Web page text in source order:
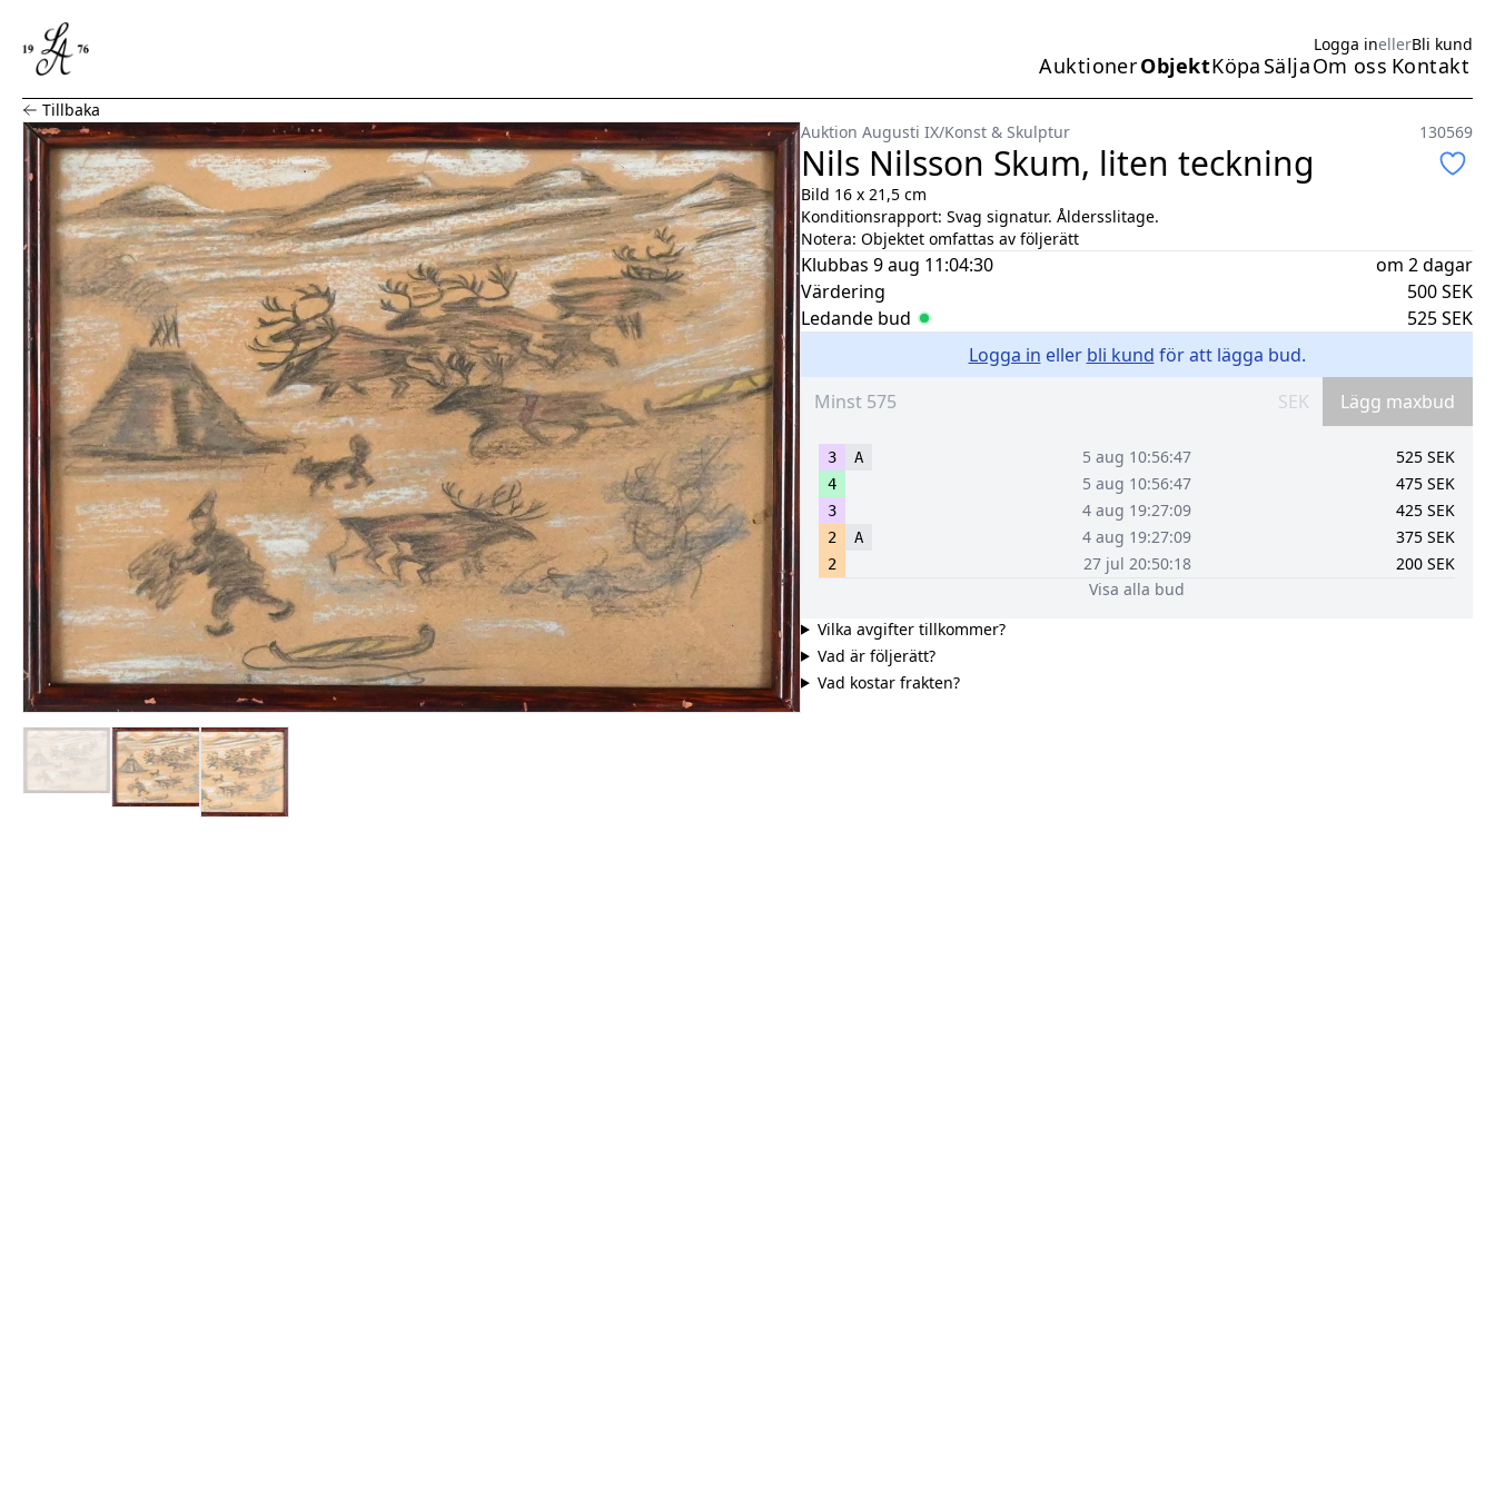
Logga inellerBli kund
Huvudmeny
AuktionerObjektKöpa SäljaOm oss Kontakt
Nils Nilsson Skum, liten teckning
Tillbaka
Auktion Augusti IX/Konst & Skulptur 130569
Nils Nilsson Skum, liten teckning
Bild 16 x 21,5 cm
Konditionsrapport: Svag signatur. Åldersslitage.
Notera: Objektet omfattas av följerätt
Klubbas 9 aug 11:04:30
om 2 dagar
Värdering
500SEK
Ledande bud
525SEK
Logga in eller bli kund för att lägga bud.
SEK
Lägg maxbud
3 A 5 aug 10:56:47 525 SEK
4 5 aug 10:56:47 475 SEK
3 4 aug 19:27:09 425 SEK
2 A 4 aug 19:27:09 375 SEK
2 27 jul 20:50:18 200 SEK
Visa alla bud
Vilka avgifter tillkommer?
Vad är följerätt?
Vad kostar frakten?